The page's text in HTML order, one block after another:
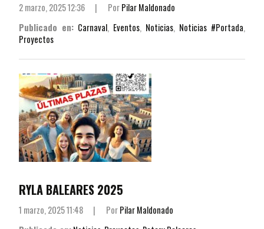
2 marzo, 2025 12:36 | PorPilar Maldonado
Publicado en: Carnaval, Eventos, Noticias, Noticias #Portada,
Proyectos
RYLA BALEARES 2025
1 marzo, 2025 11:48 | PorPilar Maldonado